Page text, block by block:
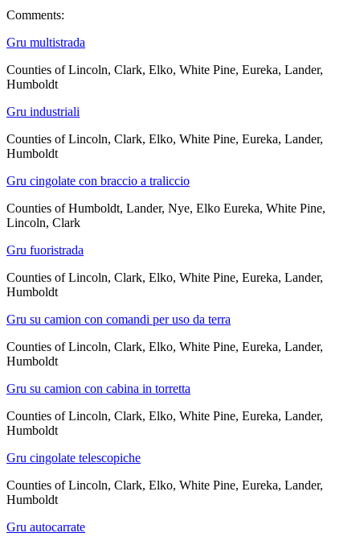
Comments:
Gru multistrada
Counties of Lincoln, Clark, Elko, White Pine, Eureka, Lander,
Humboldt
Gru industriali
Counties of Lincoln, Clark, Elko, White Pine, Eureka, Lander,
Humboldt
Gru cingolate con braccio a traliccio
Counties of Humboldt, Lander, Nye, Elko Eureka, White Pine,
Lincoln, Clark
Gru fuoristrada
Counties of Lincoln, Clark, Elko, White Pine, Eureka, Lander,
Humboldt
Gru su camion con comandi per uso da terra
Counties of Lincoln, Clark, Elko, White Pine, Eureka, Lander,
Humboldt
Gru su camion con cabina in torretta
Counties of Lincoln, Clark, Elko, White Pine, Eureka, Lander,
Humboldt
Gru cingolate telescopiche
Counties of Lincoln, Clark, Elko, White Pine, Eureka, Lander,
Humboldt
Gru autocarrate